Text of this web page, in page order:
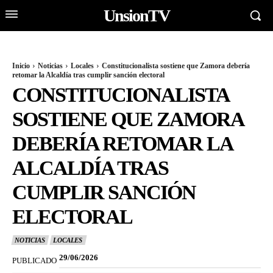
UnsionTV
Inicio Noticias Locales
Constitucionalista sostiene que Zamora debería
retomar la Alcaldía tras cumplir sanción electoral
CONSTITUCIONALISTA
SOSTIENE QUE ZAMORA
DEBERÍA RETOMAR LA
ALCALDÍA TRAS
CUMPLIR SANCIÓN
ELECTORAL
NOTICIAS LOCALES
PUBLICADO 29/06/2026